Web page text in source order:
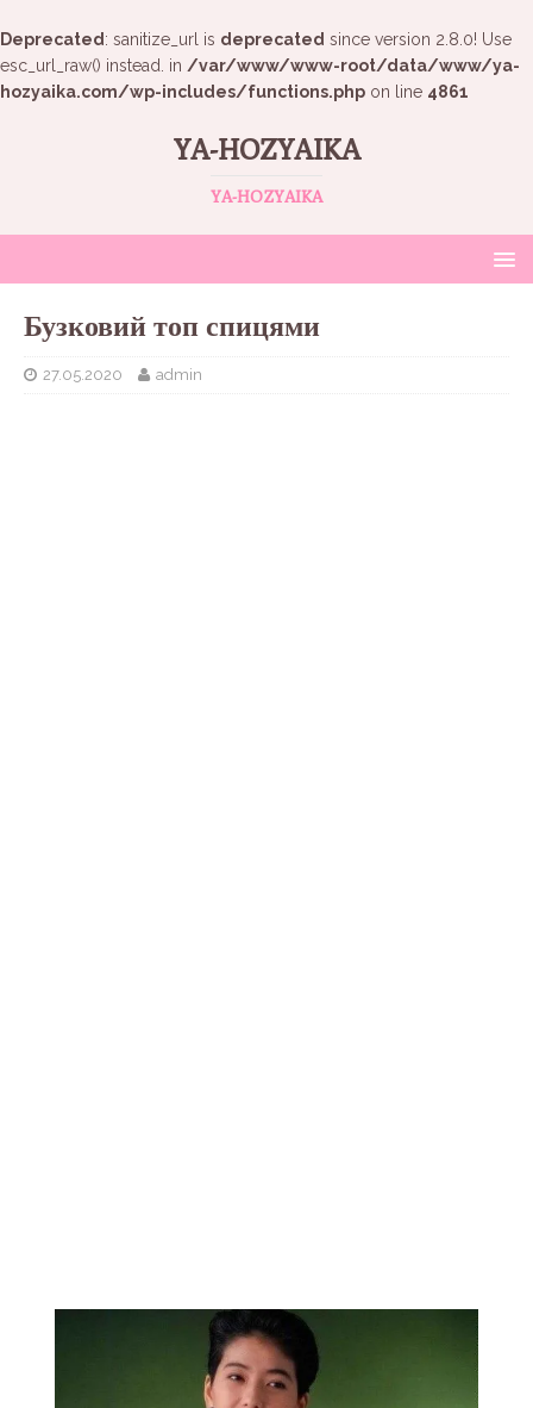
Deprecated : sanitize_url is deprecated since version 2.8.0! Use
esc_url_raw() instead. in /var/www/www-root/data/www/ya-
hozyaika.com/wp-includes/functions.php on line 4861
YA-HOZYAIKA
YA-HOZYAIKA
Бузковий топ спицями
27.05.2020 admin